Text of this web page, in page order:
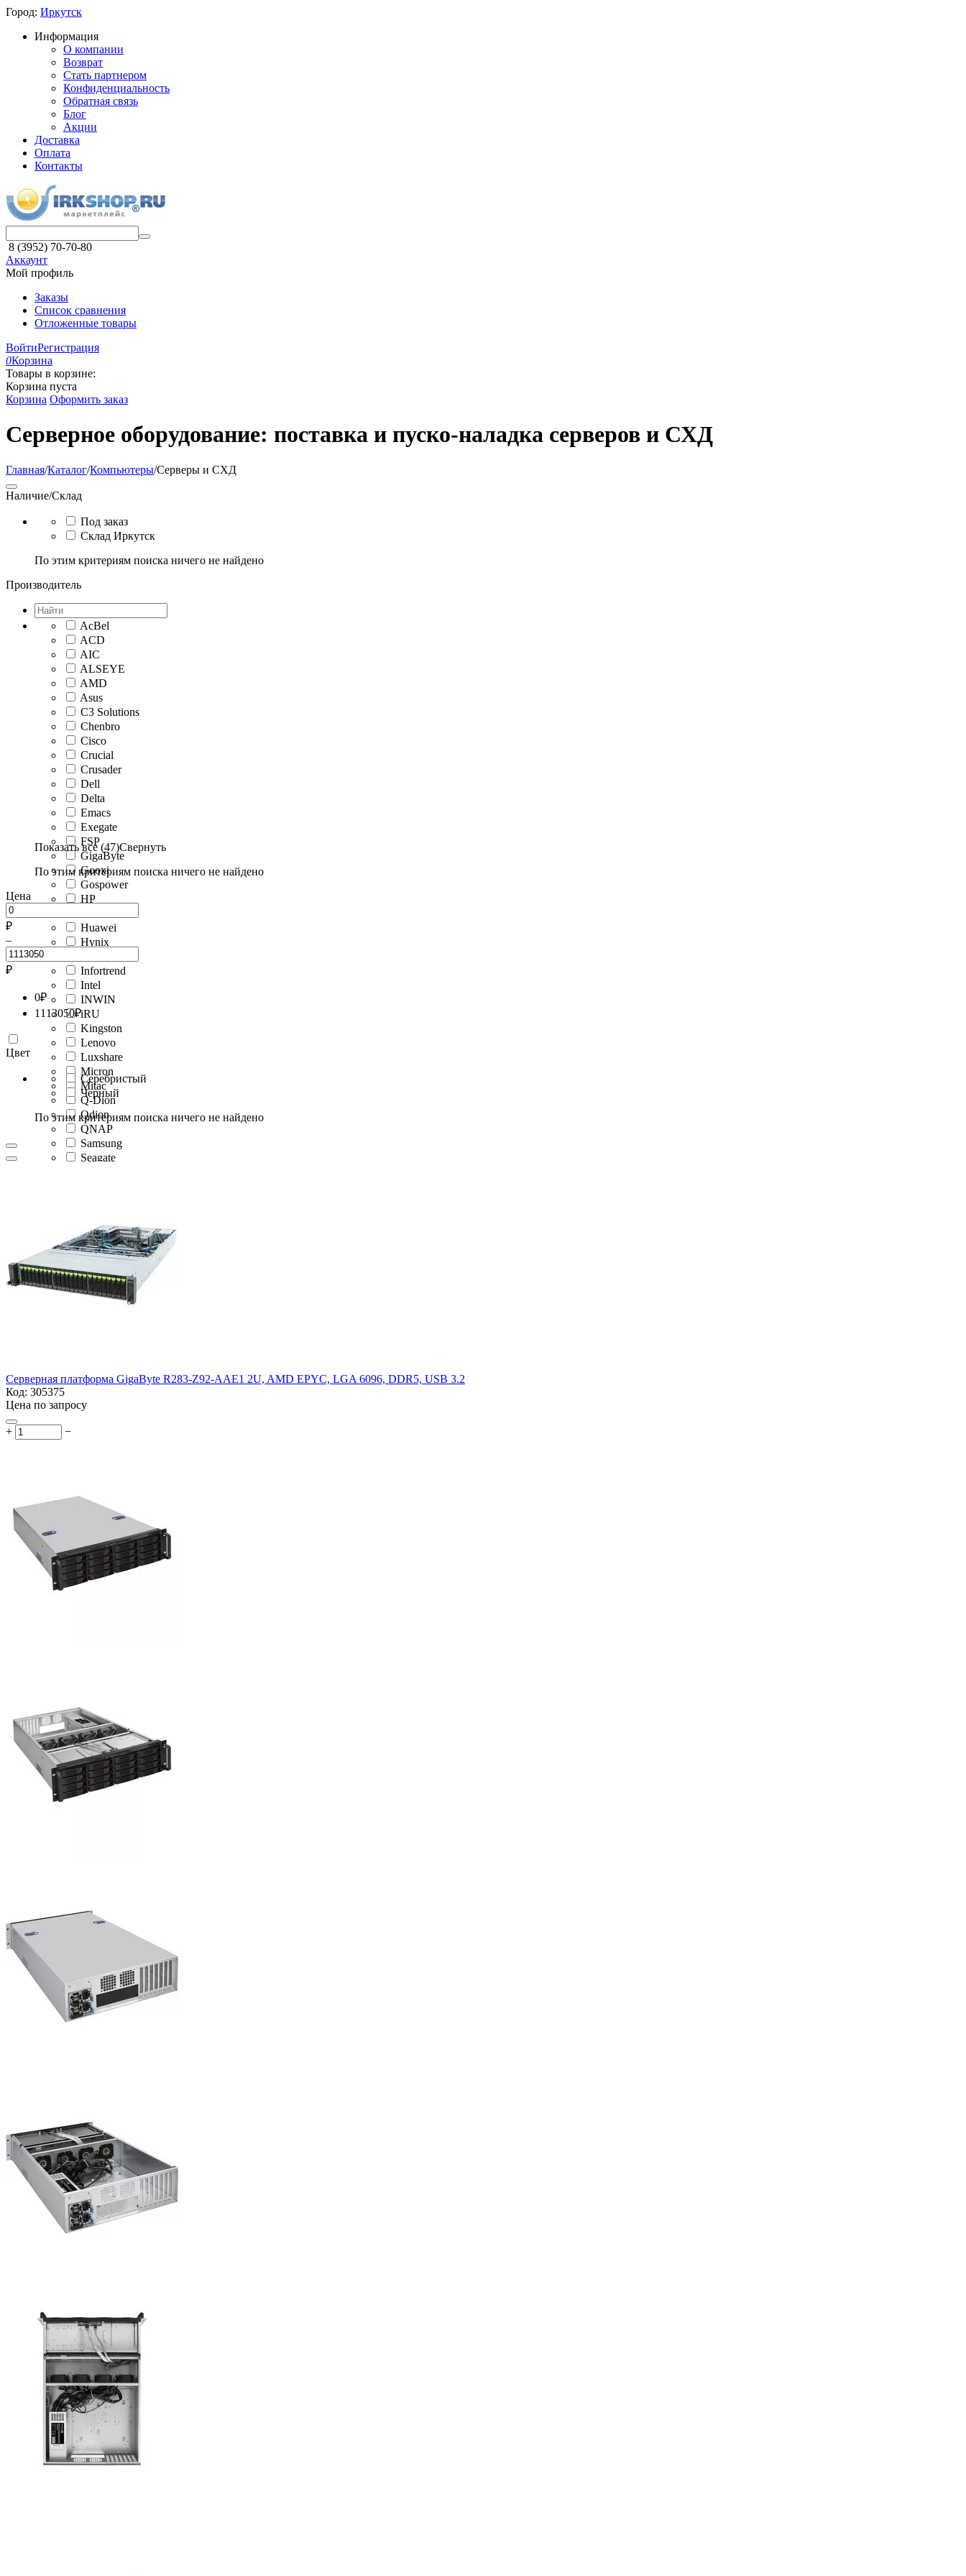
Город: Иркутск
Информация
О компании
Возврат
Стать партнером
Конфиденциальность
Обратная связь
Блог
Акции
Доставка
Оплата
Контакты
8 (3952) 70-70-80
Аккаунт
Мой профиль
Заказы
Список сравнения
Отложенные товары
ВойтиРегистрация
0Корзина
Товары в корзине:
Корзина пуста
Корзина Оформить заказ
Серверное оборудование: поставка и пуско-наладка серверов и СХД
Главная/Каталог/Компьютеры/Серверы и СХД
Наличие/Склад
Под заказ
Склад Иркутск
По этим критериям поиска ничего не найдено
Производитель
AcBel
ACD
AIC
ALSEYE
AMD
Asus
C3 Solutions
Chenbro
Cisco
Crucial
Crusader
Dell
Delta
Emacs
Exegate
FSP
GigaByte
Gooxi
Gospower
HP
Huawei
Hynix
Infortrend
Intel
INWIN
iRU
Kingston
Lenovo
Luxshare
Micron
Mitac
Q-Dion
Qdion
QNAP
Samsung
Seagate
Toshiba
WD
YADRO
Zeon
ZKKR
Показать все (47)Свернуть
По этим критериям поиска ничего не найдено
Цена
₽
–
₽
0₽
1113050₽
Цвет
Серебристый
Черный
По этим критериям поиска ничего не найдено
Серверная платформа GigaByte R283-Z92-AAE1 2U, AMD EPYC, LGA 6096, DDR5, USB 3.2
Код: 305375
Цена по запросу
+ −